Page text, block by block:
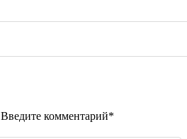
Введите комментарий*